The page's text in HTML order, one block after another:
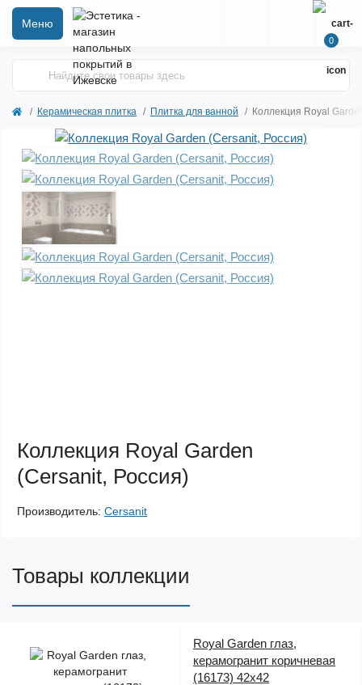
Меню
0
Керамическая плитка Плитка для ванной Коллекция Royal
Коллекция Royal Garden
(Cersanit, Россия)
Производитель: Cersanit
Товары коллекции
Royal Garden глаз,
керамогранит коричневая
(16173) 42x42